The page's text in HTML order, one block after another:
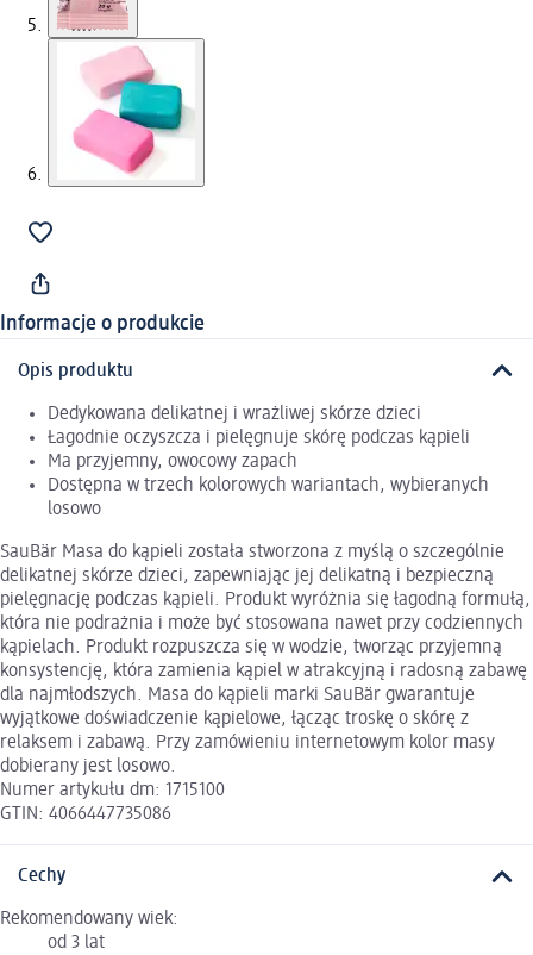
Informacje o produkcie
Opis produktu
Dedykowana delikatnej i wrażliwej skórze dzieci
Łagodnie oczyszcza i pielęgnuje skórę podczas kąpieli
Ma przyjemny, owocowy zapach
Dostępna w trzech kolorowych wariantach, wybieranych
losowo
SauBär Masa do kąpieli została stworzona z myślą o szczególnie
delikatnej skórze dzieci, zapewniając jej delikatną i bezpieczną
pielęgnację podczas kąpieli. Produkt wyróżnia się łagodną formułą,
która nie podrażnia i może być stosowana nawet przy codziennych
kąpielach. Produkt rozpuszcza się w wodzie, tworząc przyjemną
konsystencję, która zamienia kąpiel w atrakcyjną i radosną zabawę
dla najmłodszych. Masa do kąpieli marki SauBär gwarantuje
wyjątkowe doświadczenie kąpielowe, łącząc troskę o skórę z
relaksem i zabawą. Przy zamówieniu internetowym kolor masy
dobierany jest losowo.
Numer artykułu dm: 1715100
GTIN: 4066447735086
Cechy
Rekomendowany wiek:
od 3 lat